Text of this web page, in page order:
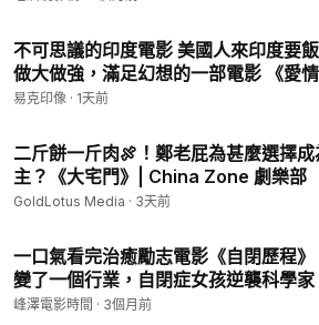
不可思議的印度電影 美國人來印度要
做大做強，滿足幻想的一部電影 《愛
的愛情保個險？
易克印像 · 1天前
二斤餅一斤肉🍖！鄭老屁為甚麼選擇
主？《大宅門》| China Zone 劇樂部
GoldLotus Media · 3天前
一口氣看完治癒勵志電影《自閉歷程
變了一個行業，自閉症女孩逆襲科學
峰澤電影時間 · 3個月前